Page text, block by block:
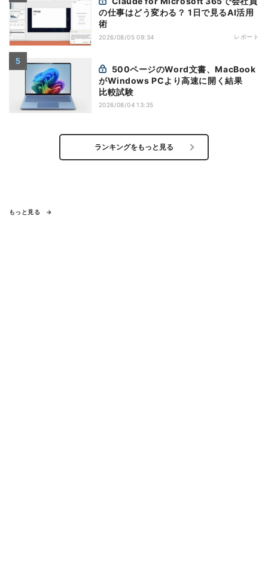
の仕事はどう変わる？ 1日で見るAI活用
術
2026/08/05 09:34 レポート
がWindows PCより高速に開く結果
比較試験
2026/08/04 13:35
ランキングをもっと見る
もっと見る